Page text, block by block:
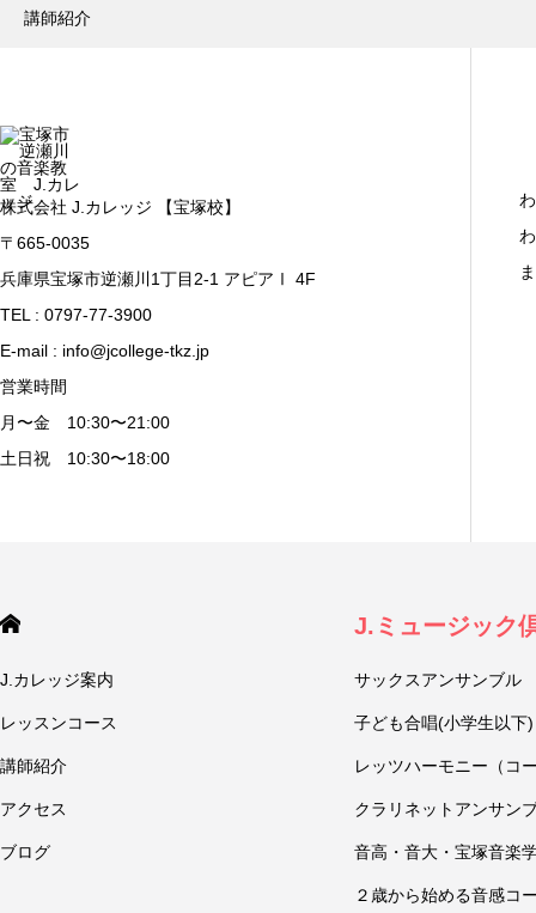
講師紹介
株式会社 J.カレッジ 【宝塚校】
〒665-0035
兵庫県宝塚市逆瀬川1丁目2-1 アピアⅠ 4F
TEL : 0797-77-3900
E-mail : info@jcollege-tkz.jp
営業時間
月〜金 10:30〜21:00
土日祝 10:30〜18:00
J.カレッジ案内
レッスンコース
講師紹介
アクセス
ブログ
J.ミュージック
サックスアンサンブル
子ども合唱(小学生以下)
レッツハーモニー（コ
クラリネットアンサン
音高・音大・宝塚音楽
２歳から始める音感コ